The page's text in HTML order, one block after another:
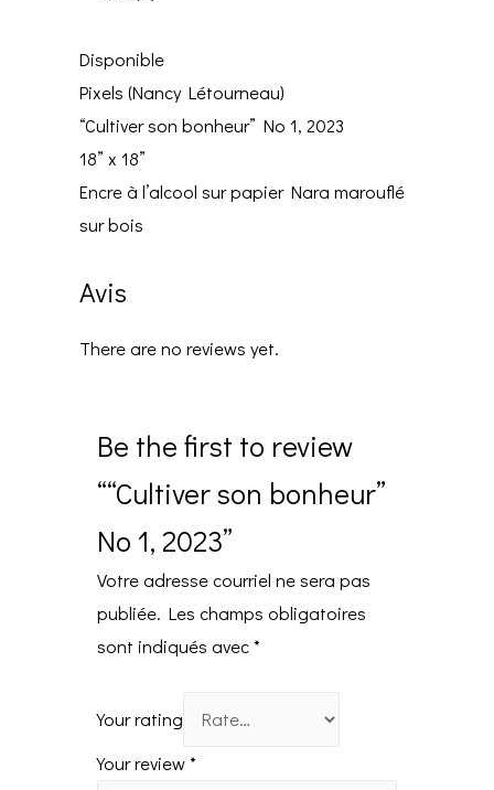
Disponible
Pixels (Nancy Létourneau)
“Cultiver son bonheur” No 1, 2023
18” x 18”
Encre à l’alcool sur papier Nara marouflé
sur bois
Avis
There are no reviews yet.
Be the first to review
““Cultiver son bonheur”
No 1, 2023”
Votre adresse courriel ne sera pas
publiée. Les champs obligatoires
sont indiqués avec*
Your rating
Your review*